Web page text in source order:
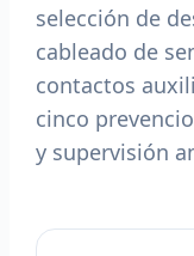
selección de
cableado de
contactos
cinco
y supervisión